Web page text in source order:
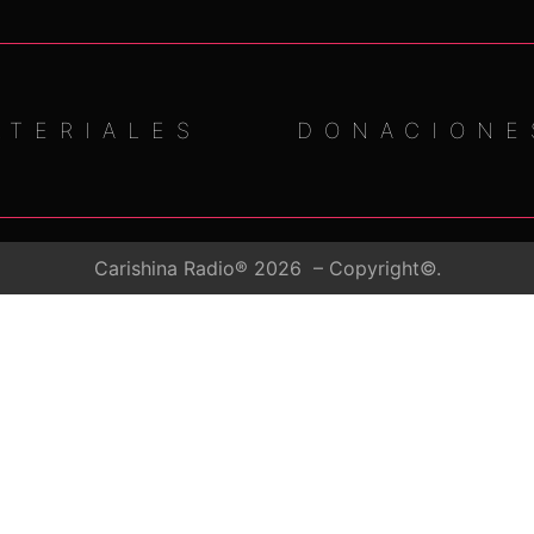
Carishina Radio® 2026 – Copyright©.